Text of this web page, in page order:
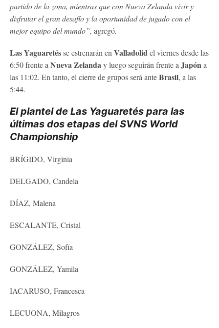
partido de la zona, mientras que con Nueva Zelanda vivir y
disfrutar el gran desafío y la oportunidad de jugado con el
mejor equipo del mundo”, agregó.
Las Yaguaretésse estrenarán en Valladolidel viernes desde las
6:50 frente a Nueva Zelanday luego seguirán frente a Japóna
las 11:02. En tanto, el cierre de grupos será anteBrasil, a las
5:44.
El plantel de Las Yaguaretés para las
últimas dos etapas del SVNS World
Championship
BRÍGIDO, Virginia
DELGADO, Candela
DÍAZ, Malena
ESCALANTE, Cristal
GONZÁLEZ, Sofía
GONZÁLEZ, Yamila
IACARUSO, Francesca
LECUONA, Milagros